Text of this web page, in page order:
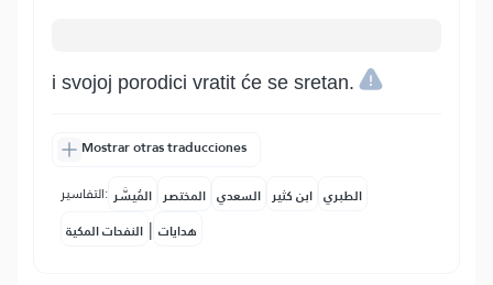
i svojoj porodici vratit će se sretan.
Mostrar otras traducciones
التفاسير: المُيسَّر المختصر السعدي ابن كثير الطبري
النفحات المكية | هدايات